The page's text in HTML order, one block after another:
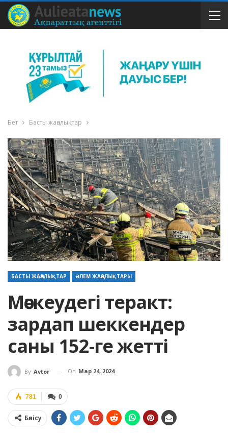
Бет Басты жаңалықтар
БАСТЫ ЖАҢАЛЫҚТАР ӘЛЕМ ЖАҢАЛЫҚТАРЫ
Мәскеудегі теракт:
зардап шеккендер
саны 152-ге жетті
By Avtor On Мар 24, 2024
0
781
Бөлісу